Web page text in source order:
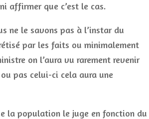
affirmer que c’est le cas.
ne le savons pas à l’instar du
par les faits ou minimalement
on l’aura vu rarement revenir
pas celui-ci cela aura une
la population le juge en fonction du